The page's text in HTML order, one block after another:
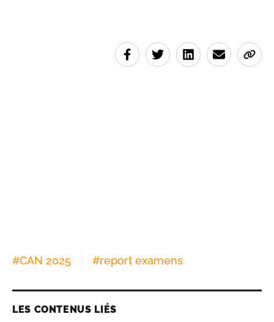
#CAN 2025 #report examens
LES CONTENUS LIÉS